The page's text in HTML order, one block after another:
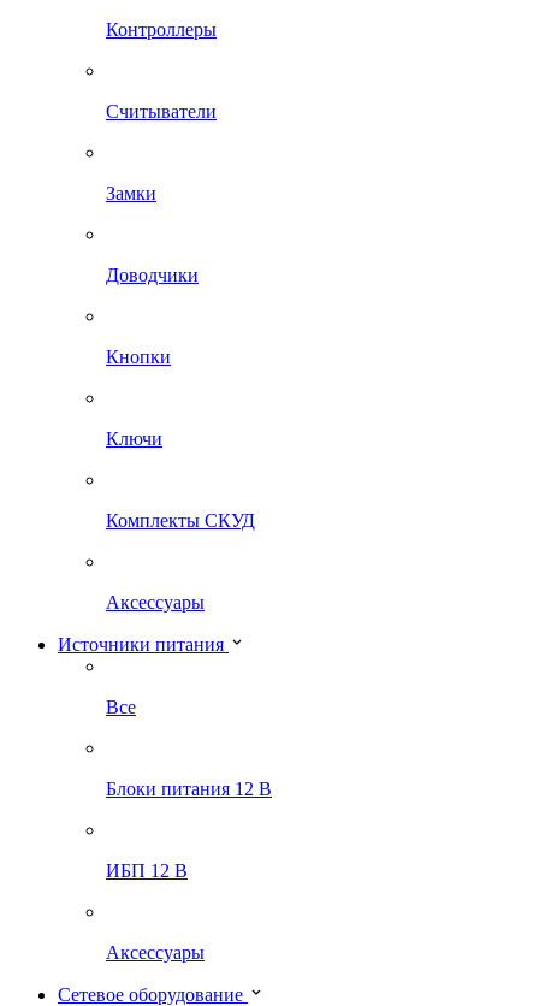
Контроллеры
Считыватели
Замки
Доводчики
Кнопки
Ключи
Комплекты СКУД
Аксессуары
Источники питания
Все
Блоки питания 12 В
ИБП 12 В
Аксессуары
Сетевое оборудование